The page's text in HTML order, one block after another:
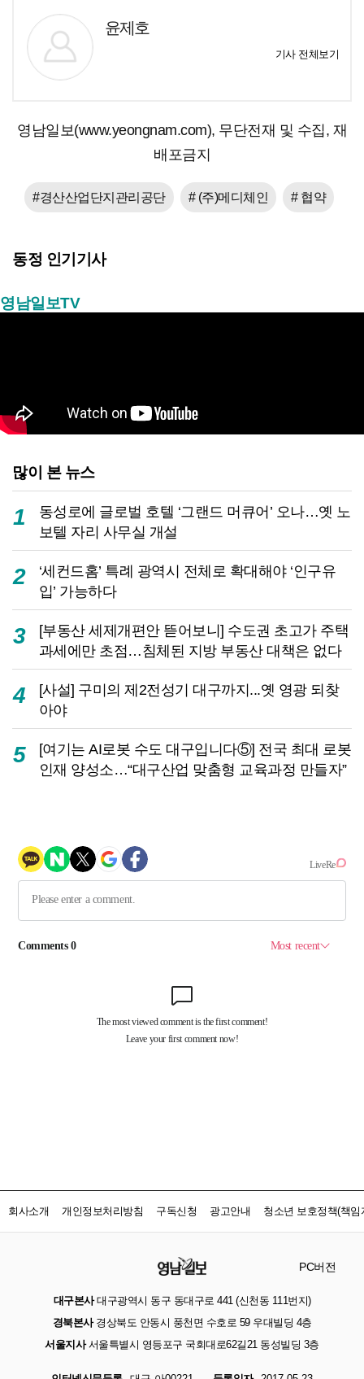
윤제호
기사 전체보기
영남일보(www.yeongnam.com), 무단전재 및 수집, 재
배포금지
#경산산업단지관리공단 # (주)메디체인 # 협약
동정 인기기사
영남일보TV
많이 본 뉴스
1
동성로에 글로벌 호텔 ‘그랜드 머큐어’ 오나…옛 노
보텔 자리 사무실 개설
2
‘세컨드홈’ 특례 광역시 전체로 확대해야 ‘인구유
입’ 가능하다
3
[부동산 세제개편안 뜯어보니] 수도권 초고가 주택
과세에만 초점…침체된 지방 부동산 대책은 없다
4
[사설] 구미의 제2전성기 대구까지...옛 영광 되찾
아야
5
[여기는 AI로봇 수도 대구입니다⑤] 전국 최대 로봇
인재 양성소…“대구산업 맞춤형 교육과정 만들자”
회사소개 개인정보처리방침 구독신청 광고안내 청소년 보호정책(책임
PC버전
대구본사대구광역시 동구 동대구로 441 (신천동 111번지)
경북본사경상북도 안동시 풍천면 수호로 59 우대빌딩 4층
서울지사서울특별시 영등포구 국회대로62길21 동성빌딩 3층